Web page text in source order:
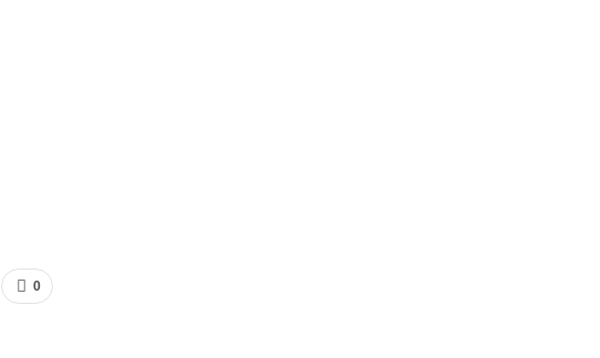
0